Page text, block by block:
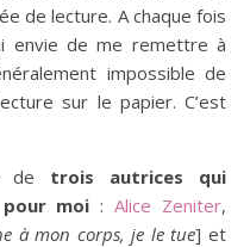
de lecture. A chaque fois
envie de me remettre à
impossible de
sur le papier. C’est
de trois autrices qui
moi :Alice Zeniter,
à mon corps, je le tue] et